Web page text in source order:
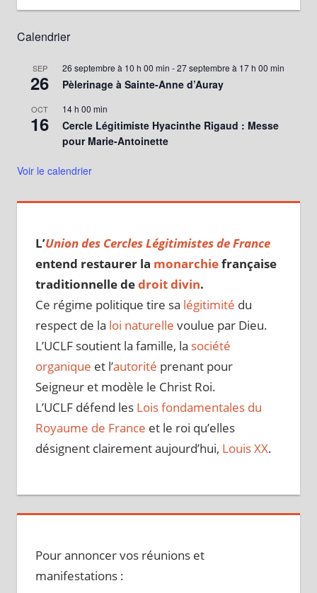
Calendrier
SEP
26
26 septembre à 10 h 00 min -27 septembre à 17 h 00 min
Pèlerinage à Sainte-Anne d’Auray
OCT
16
14 h 00 min
Cercle Légitimiste Hyacinthe Rigaud : Messe
pour Marie-Antoinette
Voir le calendrier
L’Union des Cercles Légitimistes de France
entend restaurer la monarchiefrançaise
traditionnelle dedroit divin.
Ce régime politique tire sa légitimité du
respect de la loi naturelle voulue par Dieu.
L’UCLF soutient la famille, la société
organique et l’autorité prenant pour
Seigneur et modèle le Christ Roi.
L’UCLF défend les Lois fondamentales du
Royaume de France et le roi qu’elles
désignent clairement aujourd’hui, Louis XX.
Pour annoncer vos réunions et
manifestations :